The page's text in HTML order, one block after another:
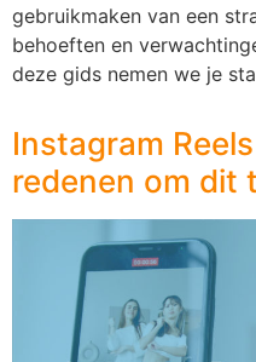
gebruikmaken van een
behoeften en
deze gids nemen we je
Instagram
redenen om dit